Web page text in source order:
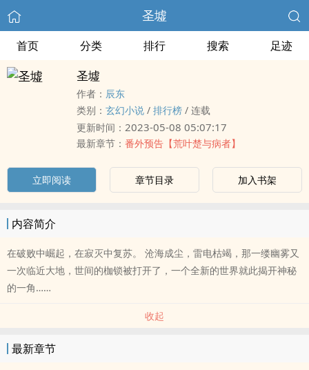
圣墟
首页 分类 排行 搜索 足迹
圣墟
作者： 辰东
类别： 玄幻小说 / 排行榜 / 连载
更新时间： 2023-05-08 05:07:17
最新章节： 番外预告【荒叶楚与病者】
立即阅读 章节目录 加入书架
内容简介
在破败中崛起，在寂灭中复苏。 沧海成尘，雷电枯竭，那一缕幽雾又
一次临近大地，世间的枷锁被打开了，一个全新的世界就此揭开神秘
的一角……
收起
最新章节